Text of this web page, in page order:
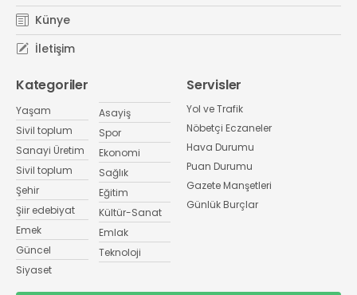
Künye
İletişim
Kategoriler
Yaşam
Sivil toplum
Sanayi Üretim
Sivil toplum
Şehir
Şiir edebiyat
Emek
Güncel
Siyaset
Asayiş
Spor
Ekonomi
Sağlık
Eğitim
Kültür-Sanat
Emlak
Teknoloji
Servisler
Yol ve Trafik
Nöbetçi Eczaneler
Hava Durumu
Puan Durumu
Gazete Manşetleri
Günlük Burçlar